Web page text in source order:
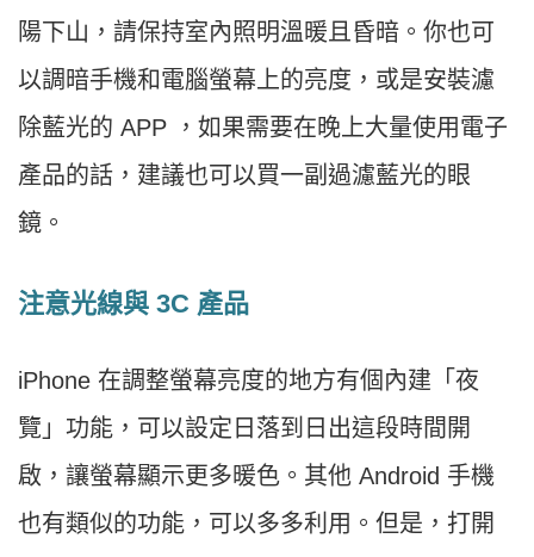
陽下山，請保持室內照明溫暖且昏暗。你也可
以調暗手機和電腦螢幕上的亮度，或是安裝濾
除藍光的 APP ，如果需要在晚上大量使用電子
產品的話，建議也可以買一副過濾藍光的眼
鏡。
注意光線與 3C 產品
iPhone 在調整螢幕亮度的地方有個內建「夜
覽」功能，可以設定日落到日出這段時間開
啟，讓螢幕顯示更多暖色。其他 Android 手機
也有類似的功能，可以多多利用。但是，打開